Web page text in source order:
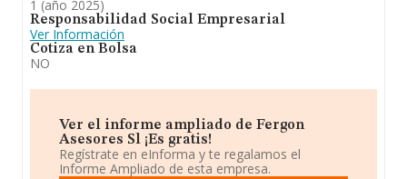
1 (año 2025)
Responsabilidad Social Empresarial
Ver Información
Cotiza en Bolsa
NO
Ver el informe ampliado de Fergon
Asesores Sl ¡Es gratis!
Regístrate en eInforma y te regalamos el
Informe Ampliado de esta empresa.